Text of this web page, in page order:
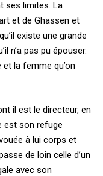
ses limites. La
et de Ghassen et
existe une grande
n’a pas pu épouser.
la femme qu’on
il est le directeur, en
est son refuge
à lui corps et
de loin celle d’un
avec son